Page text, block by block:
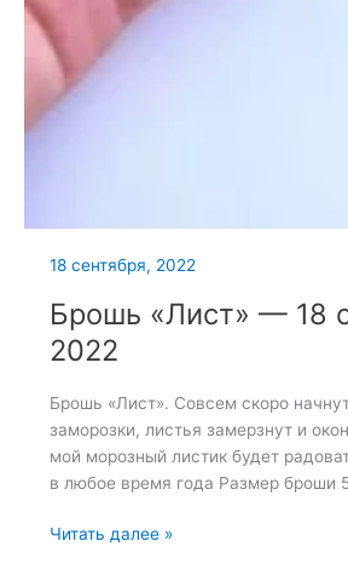
18 сентября, 2022
Брошь «Лист» — 18
2022
Брошь «Лист». Совсем скоро
заморозки, листья замерзнут и
мой морозный листик будет
в любое время года Размер броши
Брошь
Читать далее »